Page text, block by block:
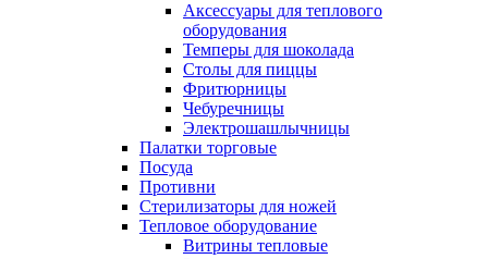
Аксессуары для теплового
оборудования
Темперы для шоколада
Столы для пиццы
Фритюрницы
Чебуречницы
Электрошашлычницы
Палатки торговые
Посуда
Противни
Стерилизаторы для ножей
Тепловое оборудование
Витрины тепловые